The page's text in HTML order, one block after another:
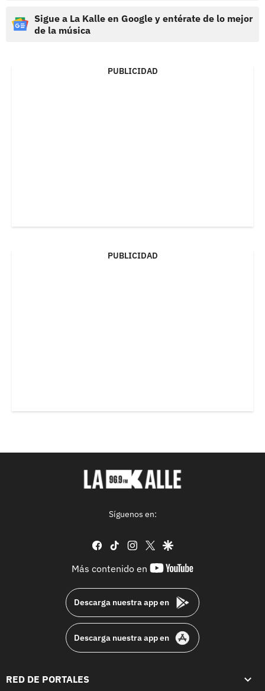
Sigue a La Kalle en Google y entérate de lo mejor
de la música
PUBLICIDAD
PUBLICIDAD
Síguenos en:
facebook
tiktok instagram
twittergoogle
Más contenido en
youtube-
Descarga nuestra app en
Descarga nuestra app en
RED DE PORTALES